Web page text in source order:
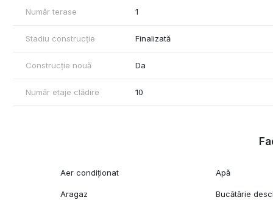
Număr terase 1
Stadiu construcție Finalizată
Construcție nouă Da
Număr etaje clădire 10
Aer condiționat Apă
Aragaz Bucătărie